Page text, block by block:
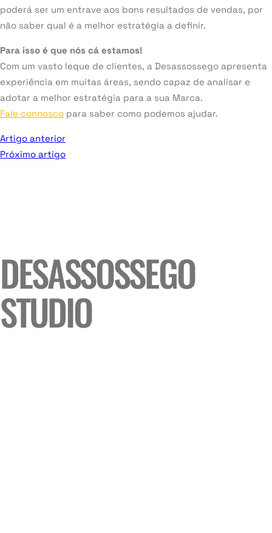
poderá ser um entrave aos bons resultados de vendas, por
não saber qual é a melhor estratégia a definir.
Para isso é que nós cá estamos!
Com um vasto leque de clientes, a Desassossego apresenta
experiência em muitas áreas, sendo capaz de analisar e
adotar a melhor estratégia para a sua Marca.
Fale connosco para saber como podemos ajudar.
Artigo anterior
Próximo artigo
DESASSOSSEGO
STUDIO